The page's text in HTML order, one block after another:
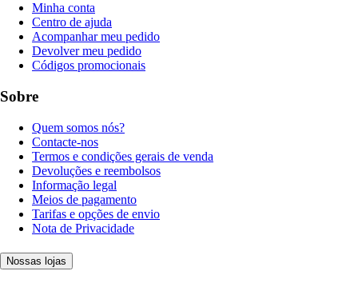
Minha conta
Centro de ajuda
Acompanhar meu pedido
Devolver meu pedido
Códigos promocionais
Sobre
Quem somos nós?
Contacte-nos
Termos e condições gerais de venda
Devoluções e reembolsos
Informação legal
Meios de pagamento
Tarifas e opções de envio
Nota de Privacidade
Nossas lojas